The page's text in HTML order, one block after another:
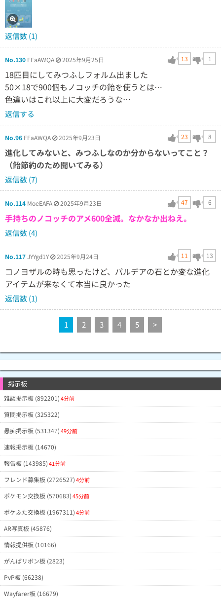
返信数 (1)
No.130 FFaAWQA 2025年9月25日 13 1
18匹目にしてみつふしフォルム出ました
50×18で900個もノコッチの飴を使うとは…
色違いはこれ以上に大変だろうな…
返信する
No.96 FFaAWQA 2025年9月23日 23 8
進化してみないと、みつふしなのか分からないってこと？
（飴節約のため聞いてみる）
返信数 (7)
No.114 MoeEAFA 2025年9月23日 47 6
手持ちのノコッチのアメ600全滅。なかなか出ねえ。
返信数 (4)
No.117JYYgd1Y 2025年9月24日 11 13
コノヨザルの時も思ったけど、パルデアの石とか変な進化
アイテムが来なくて本当に良かった
返信数 (1)
1 2 3 4 5 >
掲示板
雑談掲示板 (892201)4分前
質問掲示板 (325322)
愚痴掲示板 (531347)49分前
速報掲示板 (14670)
報告板 (143985)41分前
フレンド募集板 (2726527)4分前
ポケモン交換板 (570683)45分前
ポケふた交換板 (1967311)4分前
AR写真板 (45876)
情報提供板 (10166)
がんばリボン板 (2823)
PvP板 (66238)
Wayfarer板 (16679)